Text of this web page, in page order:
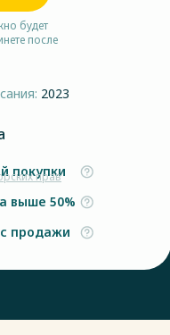
будет
после
2023
прав
покупки
выше 50%
продажи